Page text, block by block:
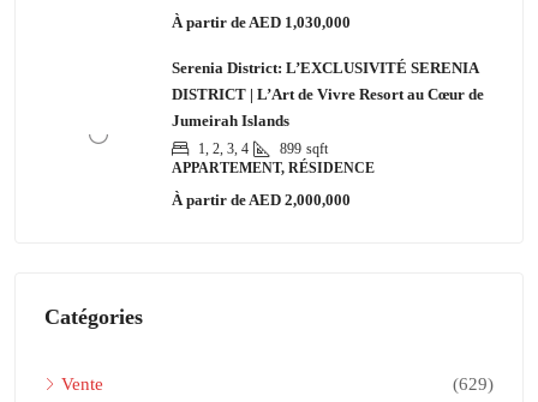
À partir de AED 1,030,000
Serenia District: L’EXCLUSIVITÉ SERENIA
DISTRICT | L’Art de Vivre Resort au Cœur de
Jumeirah Islands
1, 2, 3, 4 899 sqft
APPARTEMENT, RÉSIDENCE
À partir de AED 2,000,000
Catégories
Vente (629)